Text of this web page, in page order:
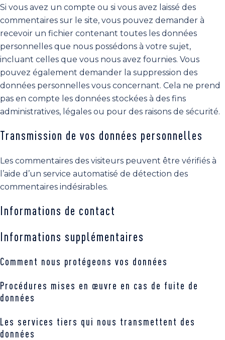
Si vous avez un compte ou si vous avez laissé des
commentaires sur le site, vous pouvez demander à
recevoir un fichier contenant toutes les données
personnelles que nous possédons à votre sujet,
incluant celles que vous nous avez fournies. Vous
pouvez également demander la suppression des
données personnelles vous concernant. Cela ne prend
pas en compte les données stockées à des fins
administratives, légales ou pour des raisons de sécurité.
Transmission de vos données personnelles
Les commentaires des visiteurs peuvent être vérifiés à
l’aide d’un service automatisé de détection des
commentaires indésirables.
Informations de contact
Informations supplémentaires
Comment nous protégeons vos données
Procédures mises en œuvre en cas de fuite de
données
Les services tiers qui nous transmettent des
données